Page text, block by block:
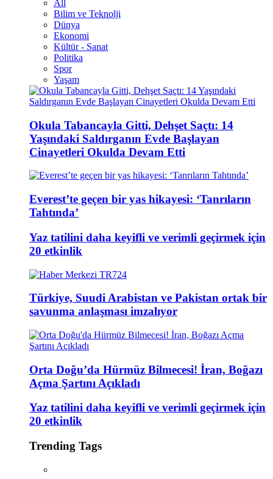
All
Bilim ve Teknolji
Dünya
Ekonomi
Kültür - Sanat
Politika
Spor
Yaşam
Okula Tabancayla Gitti, Dehşet Saçtı: 14
Yaşındaki Saldırganın Evde Başlayan
Cinayetleri Okulda Devam Etti
Everest’te geçen bir yas hikayesi: ‘Tanrıların
Tahtında’
Yaz tatilini daha keyifli ve verimli geçirmek için
20 etkinlik
Türkiye, Suudi Arabistan ve Pakistan ortak bir
savunma anlaşması imzalıyor
Orta Doğu’da Hürmüz Bilmecesi! İran, Boğazı
Açma Şartını Açıkladı
Yaz tatilini daha keyifli ve verimli geçirmek için
20 etkinlik
Trending Tags